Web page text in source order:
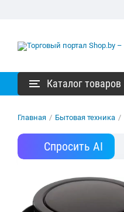
Каталог товаров
Главная / Бытовая техника /
Спросить AI